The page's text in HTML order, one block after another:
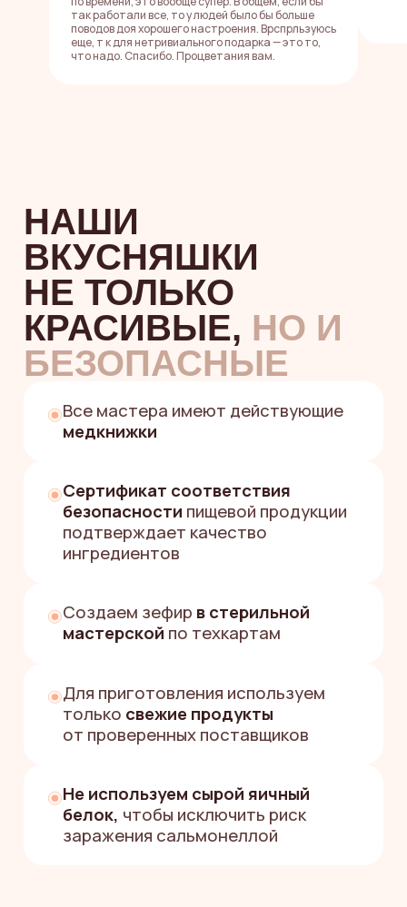
так работали все, то у людей было бы больше
поводов доя хорошего настроения. Врспрльзуюсь
еще, т к для нетривиального подарка — это то,
что надо. Спасибо. Процветания вам.
СОЦСЕТЯХ
Подписывайтесь на наши соцсети,
чтобы первыми узнавать о новых
зефирных вкусах, лимитированных
наборах и получать промокоды
на скидки
Иногда мы делимся закулисьем,
вдохновением и красотой,
которую хочетсядобавлять в
сохраненки
НУЖНА
С ВЫБОРОМ
ЗЕФИРНОГО
«Поможем за пару минут
подобрать вкусный и красивый
подарок, который точно
удивит»
Екатерина
Заполните форму
+7